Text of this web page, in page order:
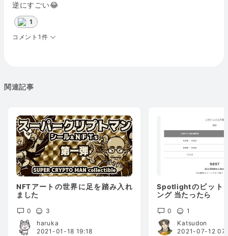
逆にすごい😂
1
コメント1件
関連記事
NFTアートの世界に足を踏み入れ
ました
0
3
haruka
2021-01-18 19:18
Spotlightのビット
ング 当たったら
0
1
Katsudon
2021-07-12